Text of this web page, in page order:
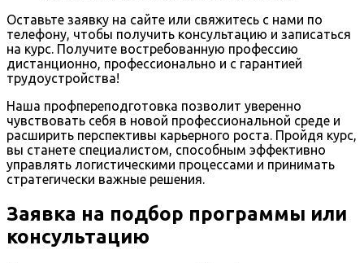
Оставьте заявку на сайте или свяжитесь с нами по
телефону, чтобы получить консультацию и записаться
на курс. Получите востребованную профессию
дистанционно, профессионально и с гарантией
трудоустройства!
Наша профпереподготовка позволит уверенно
чувствовать себя в новой профессиональной среде и
расширить перспективы карьерного роста. Пройдя курс,
вы станете специалистом, способным эффективно
управлять логистическими процессами и принимать
стратегически важные решения.
Заявка на подбор программы или
консультацию